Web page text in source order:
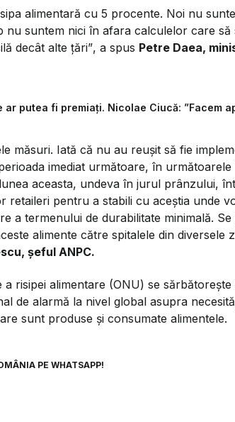
alimentară cu 5 procente. Noi nu
nu suntem nici în afara calculelor care să
decât alte țări”, a spus Petre Daea,
putea fi premiați. Nicolae Ciucă: ”Facem
măsuri. Iată că nu au reușit să fie
imediat următoare, în
aceasta, undeva în jurul prânzului,
retaileri pentru a stabili cu aceștia unde
a termenului de durabilitate minimală.
alimente către spitalele din diversele
șeful ANPC.
risipei alimentare (ONU) se
de alarmă la nivel global asupra
sunt produse şi consumate alimentele.
PE WHATSAPP!